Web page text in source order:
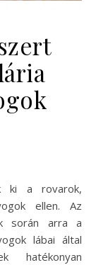
ellen. Az
során arra a
lábai által
hatékonyan